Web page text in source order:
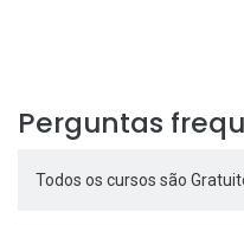
Perguntas
Todos os cursos são